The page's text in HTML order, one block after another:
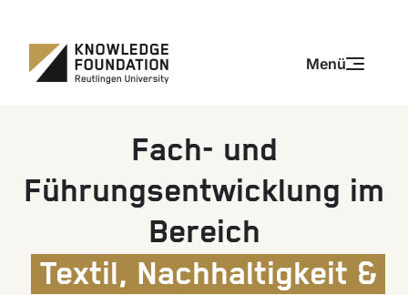
Menü
Fach- und
Führungsentwicklung im
Bereich
Textil, Nachhaltigkeit &